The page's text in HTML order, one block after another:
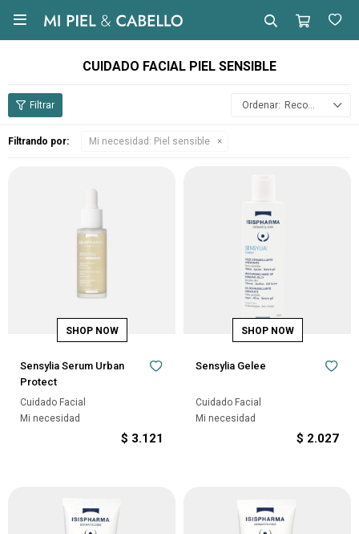

CUIDADO FACIAL PIEL SENSIBLE
Recomendados
Filtrando por: Mi necesidad: Piel sensible
Sensylia Serum Urban
Protect
Cuidado Facial
Mi necesidad
$ 3.121
Sensylia Gelee
Cuidado Facial
Mi necesidad
$ 2.027